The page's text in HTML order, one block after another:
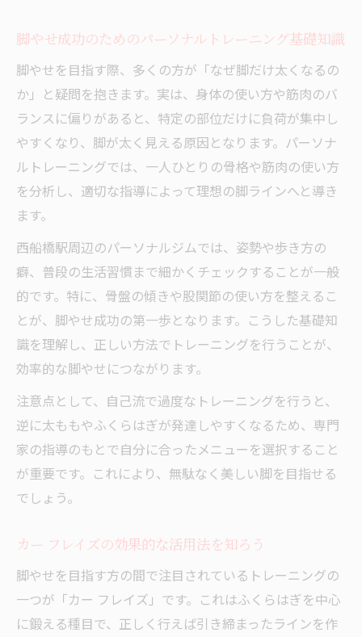
脚やせ成功のためのパーソナルトレーニング基礎知識
脚やせを目指す際、多くの方が「なぜ脚だけ太くなるの
か」と疑問を抱きます。実は、身体の使い方や筋肉のバ
ランスに偏りがあると、特定の部位だけに負荷が集中し
やすくなり、脚が太く見える原因となります。パーソナ
ルトレーニングでは、一人ひとりの骨格や筋肉の使い方
を分析し、適切な指導によって理想の脚ラインへと導き
ます。
西船橋駅周辺のパーソナルジムでは、姿勢や歩き方の
癖、普段の生活習慣まで細かくチェックすることが一般
的です。特に、骨盤の傾きや股関節の使い方を整えるこ
とが、脚やせ成功の第一歩となります。こうした基礎知
識を理解し、正しい方法でトレーニングを行うことが、
効率的な脚やせにつながります。
注意点として、自己流で過度なトレーニングを行うと、
逆に太ももやふくらはぎが発達しやすくなるため、専門
家の指導のもとで自分に合ったメニューを選択すること
が重要です。これにより、無駄なく美しい脚を目指せる
でしょう。
カー フレイズの効果的な活用法を知ろう
脚やせを目指す方の間で注目されているトレーニングの
一つが「カー フレイズ」です。これはふくらはぎを中心
に鍛える種目で、正しく行えば引き締まったラインを作